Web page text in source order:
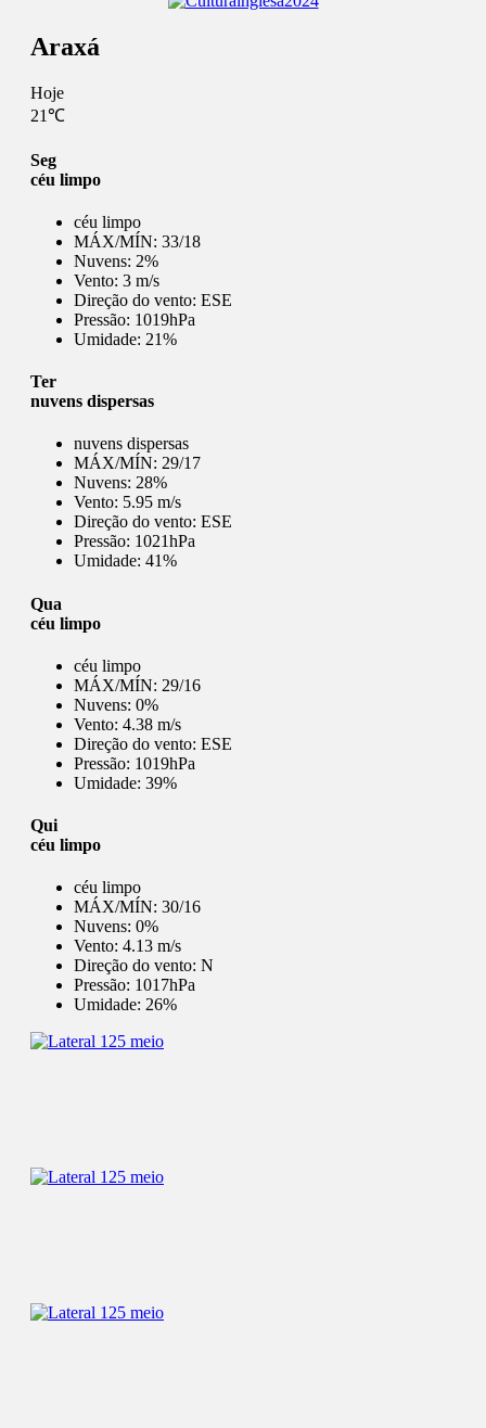
Araxá
Hoje
21℃
Seg
céu limpo
céu limpo
MÁX/MÍN: 33/18
Nuvens: 2%
Vento: 3 m/s
Direção do vento: ESE
Pressão: 1019hPa
Umidade: 21%
Ter
nuvens dispersas
nuvens dispersas
MÁX/MÍN: 29/17
Nuvens: 28%
Vento: 5.95 m/s
Direção do vento: ESE
Pressão: 1021hPa
Umidade: 41%
Qua
céu limpo
céu limpo
MÁX/MÍN: 29/16
Nuvens: 0%
Vento: 4.38 m/s
Direção do vento: ESE
Pressão: 1019hPa
Umidade: 39%
Qui
céu limpo
céu limpo
MÁX/MÍN: 30/16
Nuvens: 0%
Vento: 4.13 m/s
Direção do vento: N
Pressão: 1017hPa
Umidade: 26%